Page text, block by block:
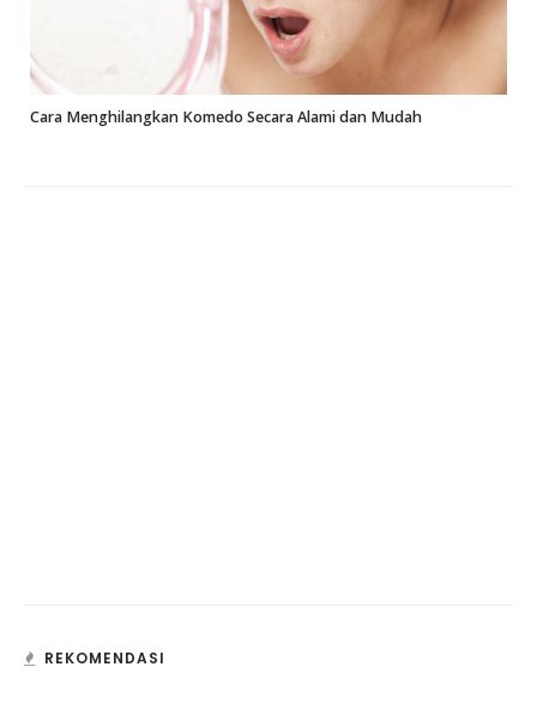
Cara Menghilangkan Komedo Secara Alami dan Mudah
REKOMENDASI